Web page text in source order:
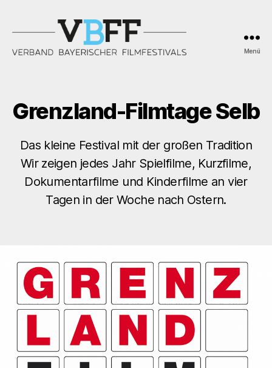
Menü
Grenzland-Filmtage Selb
Das kleine Festival mit der großen Tradition
Wir zeigen jedes Jahr Spielfilme, Kurzfilme,
Dokumentarfilme und Kinderfilme an vier
Tagen in der Woche nach Ostern.